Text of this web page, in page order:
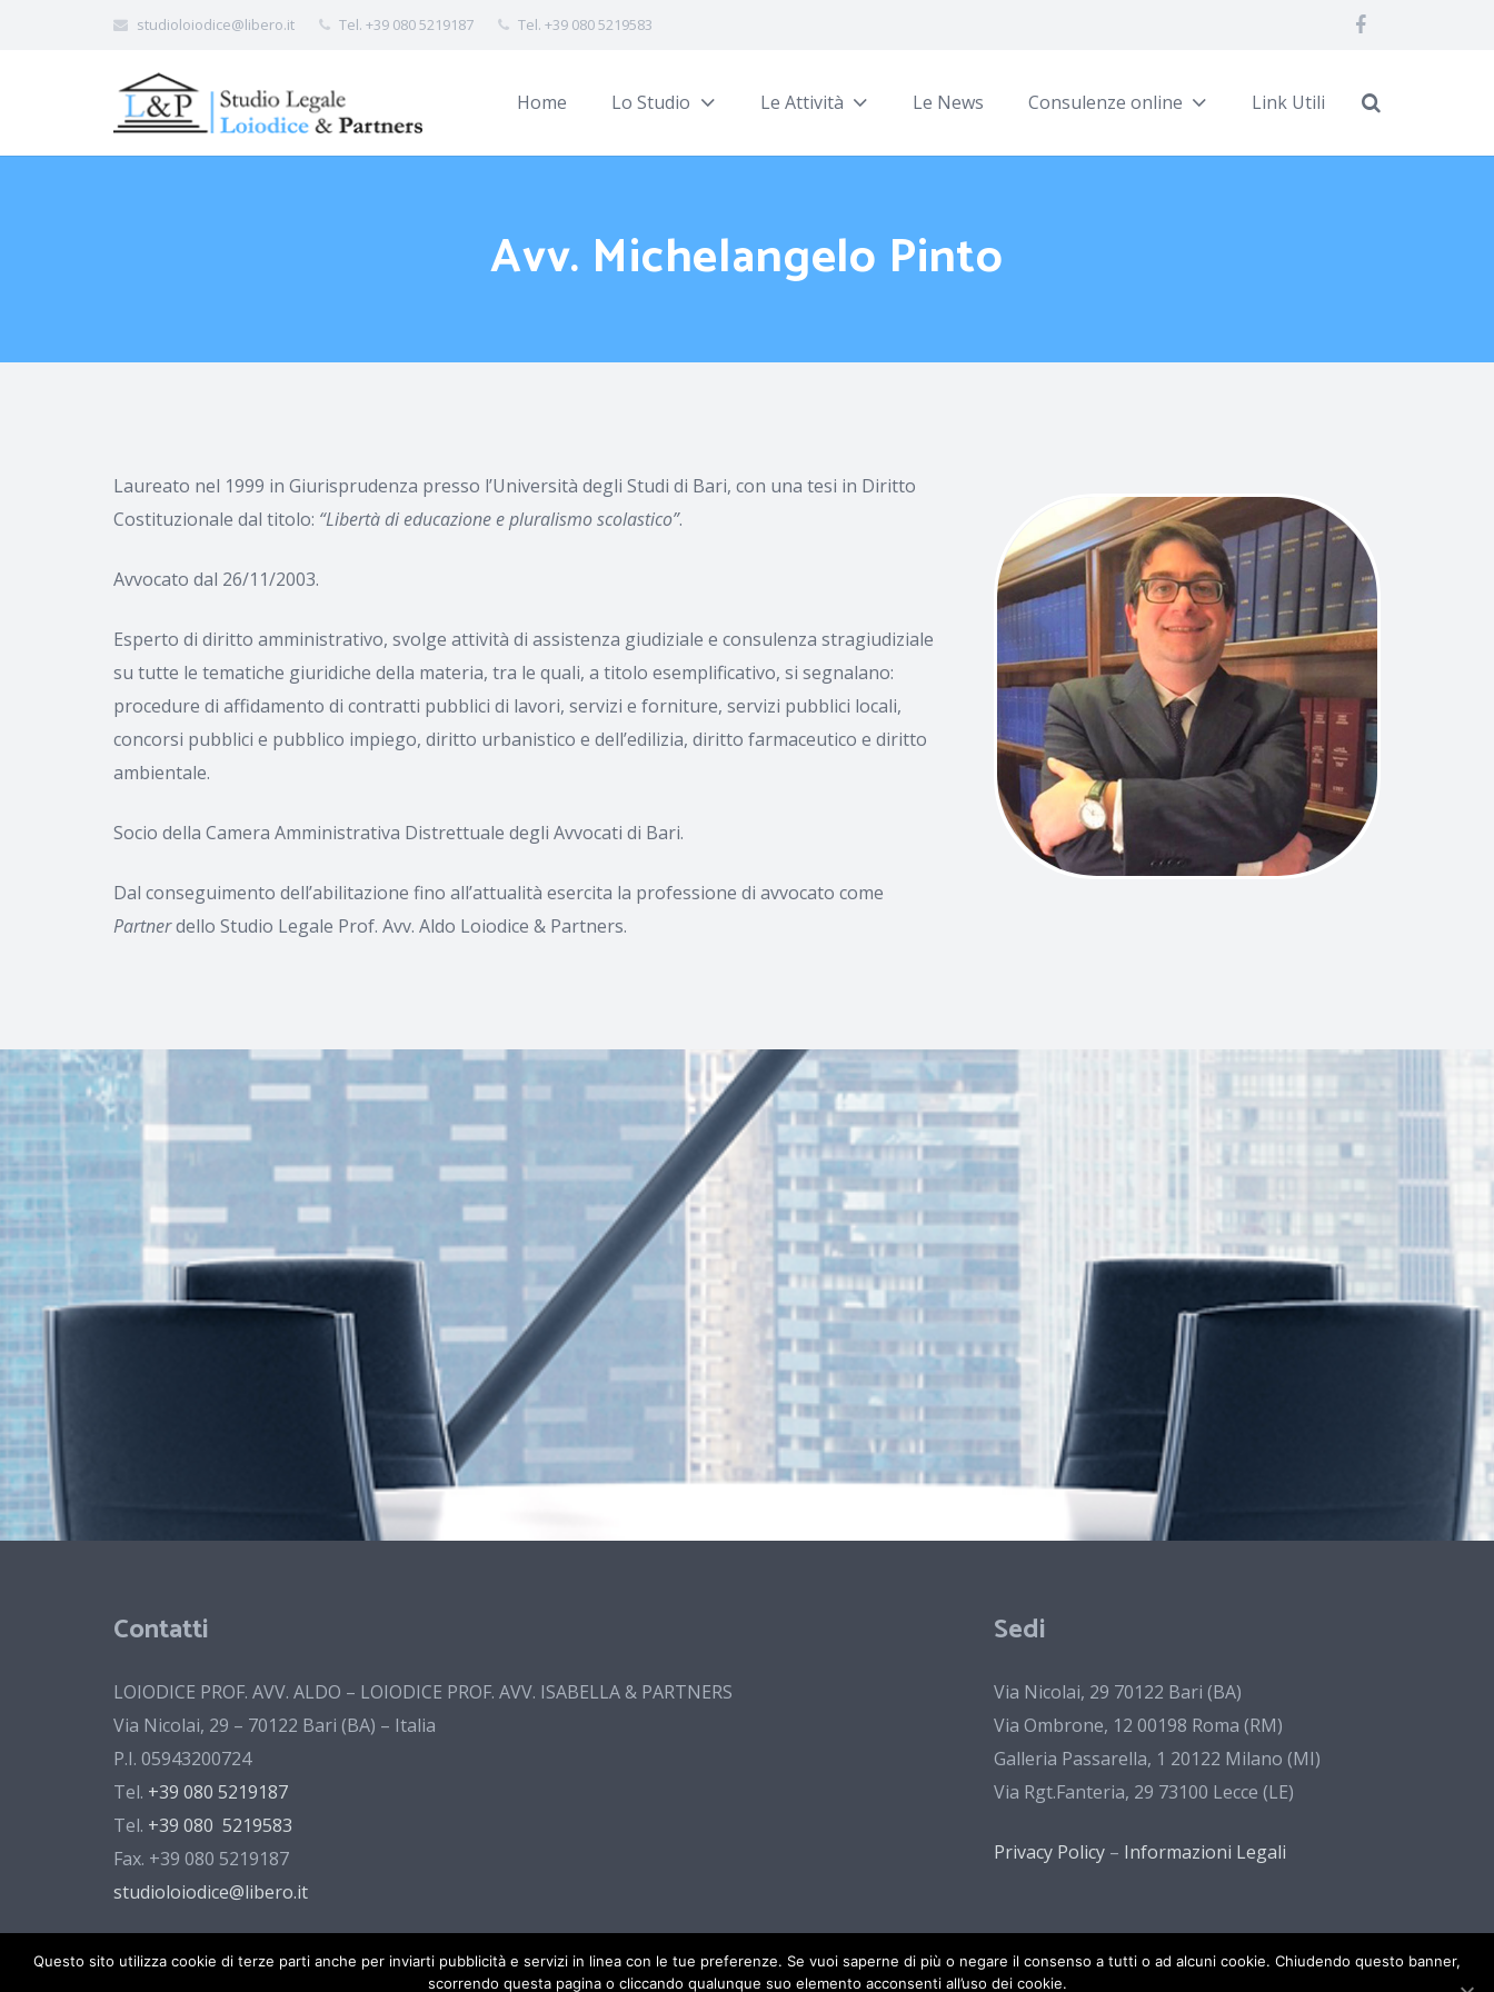
studioloiodice@libero.it Tel. +39 080 5219187 Tel. +39 080 5219583
Home Lo Studio Le Attività Le News Consulenze online Link Utili
Avv. Michelangelo Pinto
Laureato nel 1999 in Giurisprudenza presso l’Università degli Studi di Bari, con una tesi in Diritto
Costituzionale dal titolo: “Libertà di educazione e pluralismo scolastico”.
Avvocato dal 26/11/2003.
Esperto di diritto amministrativo, svolge attività di assistenza giudiziale e consulenza stragiudiziale
su tutte le tematiche giuridiche della materia, tra le quali, a titolo esemplificativo, si segnalano:
procedure di affidamento di contratti pubblici di lavori, servizi e forniture, servizi pubblici locali,
concorsi pubblici e pubblico impiego, diritto urbanistico e dell’edilizia, diritto farmaceutico e diritto
ambientale.
Socio della Camera Amministrativa Distrettuale degli Avvocati di Bari.
Dal conseguimento dell’abilitazione fino all’attualità esercita la professione di avvocato come
Partnerdello Studio Legale Prof. Avv. Aldo Loiodice & Partners.
Contatti
LOIODICE PROF. AVV. ALDO – LOIODICE PROF. AVV. ISABELLA & PARTNERS
Via Nicolai, 29 – 70122 Bari (BA) – Italia
P.I. 05943200724
Tel. +39 080 5219187
Tel. +39 080 5219583
Fax. +39 080 5219187
studioloiodice@libero.it
Sedi
Via Nicolai, 29 70122 Bari (BA)
Via Ombrone, 12 00198 Roma (RM)
Galleria Passarella, 1 20122 Milano (MI)
Via Rgt.Fanteria, 29 73100 Lecce (LE)
Privacy Policy– Informazioni Legali
Questo sito utilizza cookie di terze parti anche per inviarti pubblicità e servizi in linea con le tue preferenze. Se vuoi saperne di più o negare il consenso a tutti o ad alcuni cookie. Chiudendo questo banner,
scorrendo questa pagina o cliccando qualunque suo elemento acconsenti all’uso dei cookie.